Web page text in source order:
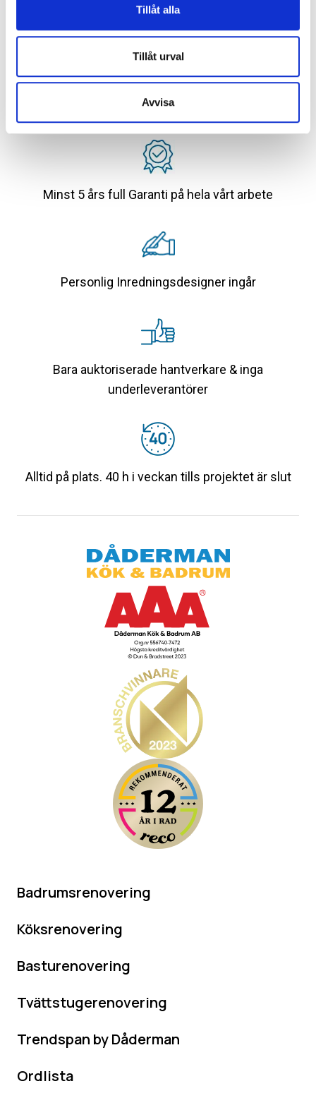
Tillåt alla
Tillåt urval
Avvisa
ska fungera i praktiken, även när den ligger i anslutning till
Kontakta ossså berättar vi mer om hur vi kan
hjälpa just dig!
Minst 5 års full Garanti på hela vårt arbete
Personlig Inredningsdesigner ingår
Bara auktoriserade hantverkare & inga
underleverantörer
Alltid på plats. 40 h i veckan tills projektet är slut
Badrumsrenovering
Köksrenovering
Basturenovering
Tvättstugerenovering
Trendspan by Dåderman
Ordlista